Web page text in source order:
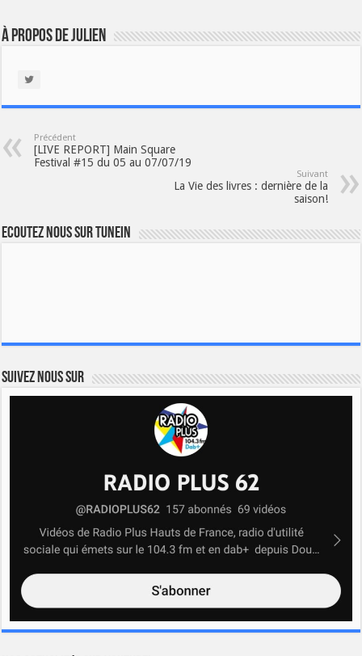
À propos de Julien
Précédent
[LIVE REPORT] Main Square
Festival #15 du 05 au 07/07/19
Suivant
La Vie des livres : dernière de la
saison!
Ecoutez nous sur TuneIn
Suivez nous sur